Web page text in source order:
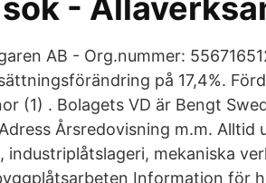
-
AB - Org.nummer:
på 17,4%.
(1) . Bolagets VD är Bengt
Årsredovisning m.m. Alltid
industriplåtslageri, mekaniska
Information för